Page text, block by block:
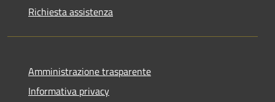
Richiesta assistenza
Amministrazione trasparente
Informativa privacy